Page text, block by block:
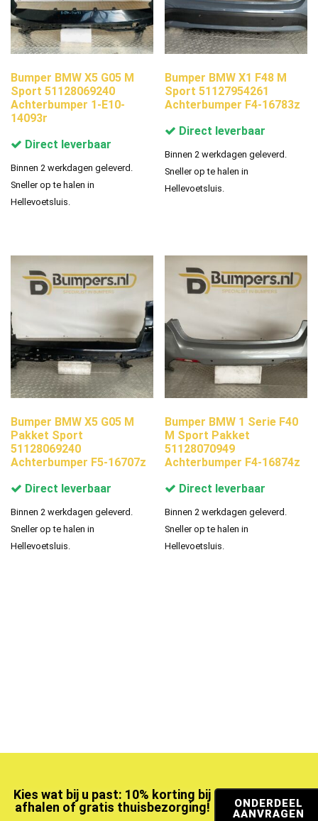
Bumper BMW X5 G05 M
Sport 51128069240
Achterbumper 1-E10-
14093r
Direct leverbaar
Binnen 2 werkdagen geleverd.
Sneller op te halen in
Hellevoetsluis.
Bumper BMW X1 F48 M
Sport 51127954261
Achterbumper F4-16783z
Direct leverbaar
Binnen 2 werkdagen geleverd.
Sneller op te halen in
Hellevoetsluis.
Bumper BMW X5 G05 M
Pakket Sport
51128069240
Achterbumper F5-16707z
Direct leverbaar
Binnen 2 werkdagen geleverd.
Sneller op te halen in
Hellevoetsluis.
Bumper BMW 1 Serie F40
M Sport Pakket
51128070949
Achterbumper F4-16874z
Direct leverbaar
Binnen 2 werkdagen geleverd.
Sneller op te halen in
Hellevoetsluis.
Kies wat bij u past: 10% korting bij
afhalen of gratis thuisbezorging!
ONDERDEEL
AANVRAGEN